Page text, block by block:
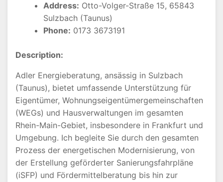
Address: Otto-Volger-Straße 15, 65843
Sulzbach (Taunus)
Phone: 0173 3673191
Description:
Adler Energieberatung, ansässig in Sulzbach
(Taunus), bietet umfassende Unterstützung für
Eigentümer, Wohnungseigentümergemeinschaften
(WEGs) und Hausverwaltungen im gesamten
Rhein-Main-Gebiet, insbesondere in Frankfurt und
Umgebung. Ich begleite Sie durch den gesamten
Prozess der energetischen Modernisierung, von
der Erstellung geförderter Sanierungsfahrpläne
(iSFP) und Fördermittelberatung bis hin zur